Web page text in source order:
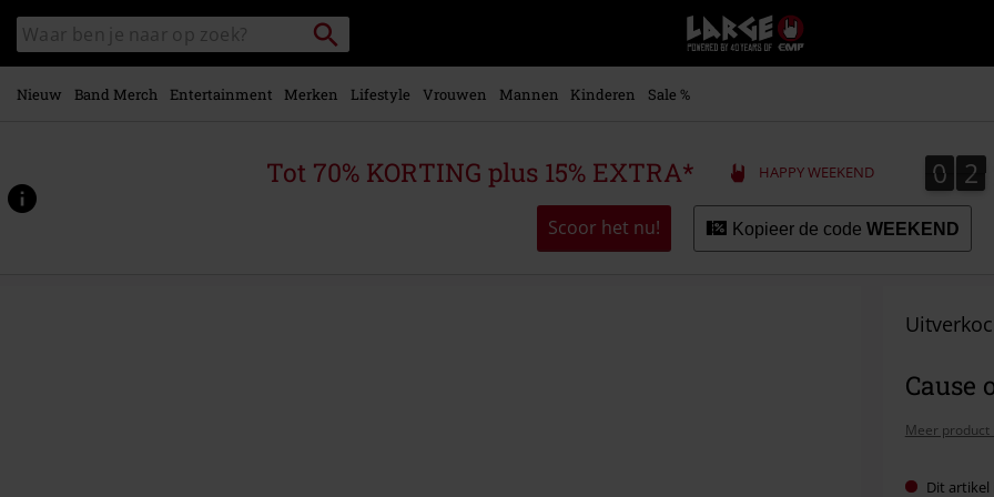
naar
hoofdinhoud
Zoek
in
catalogus
Packstation
zoeken
Large
–
Muziek-,
+
kleding
Nieuw Band Merch Entertainment Merken Lifestyle Vrouwen Mannen Kinderen Sale %
Tot 70% KORTING plus 15% EXTRA* HAPPY WEEKEND 0
0 2
2
Scoor het nu! Kopieer de code WEEKEND
Cause
Meer
Dit artikel